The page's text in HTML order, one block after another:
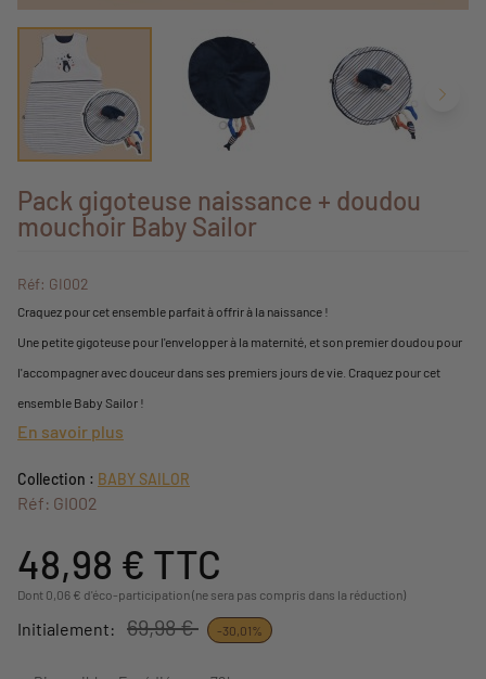
Pack gigoteuse naissance + doudou
mouchoir Baby Sailor
Réf: GI002
Craquez pour cet ensemble parfait à offrir à la naissance !
Une petite gigoteuse pour l'envelopper à la maternité, et son premier doudou pour
l'accompagner avec douceur dans ses premiers jours de vie. Craquez pour cet
ensemble Baby Sailor !
En savoir plus
Collection : BABY SAILOR
Réf: GI002
48,98 € TTC
Dont 0,06 € d'éco-participation (ne sera pas compris dans la réduction)
Initialement: 69,98 € -30,01%